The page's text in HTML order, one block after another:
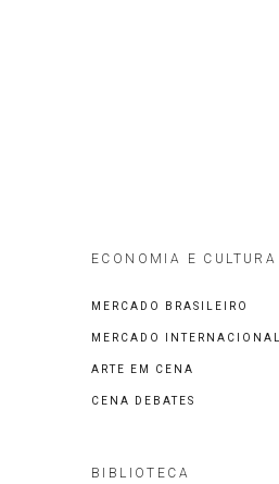
ECONOMIA E CULTURA
MERCADO BRASILEIRO
MERCADO INTERNACIONAL
ARTE EM CENA
CENA DEBATES
BIBLIOTECA